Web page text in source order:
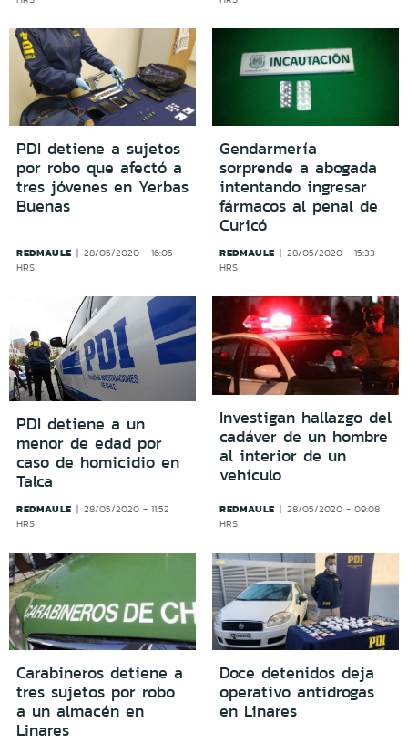
PDI detiene a sujetos
por robo que afectó a
tres jóvenes en Yerbas
Buenas
REDMAULE
28/05/2020 - 16:05
HRS
Gendarmería
sorprende a abogada
intentando ingresar
fármacos al penal de
Curicó
REDMAULE
28/05/2020 - 15:33
HRS
PDI detiene a un
menor de edad por
caso de homicidio en
Talca
REDMAULE
28/05/2020 - 11:52
HRS
Investigan hallazgo del
cadáver de un hombre
al interior de un
vehículo
REDMAULE
28/05/2020 - 09:08
HRS
Carabineros detiene a
tres sujetos por robo
a un almacén en
Linares
Doce detenidos deja
operativo antidrogas
en Linares